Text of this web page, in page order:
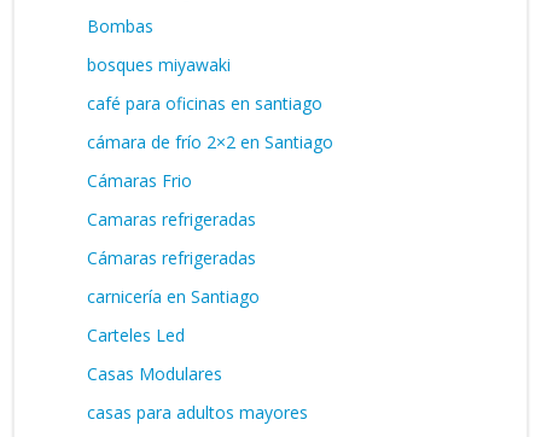
Bombas
bosques miyawaki
café para oficinas en santiago
cámara de frío 2×2 en Santiago
Cámaras Frio
Camaras refrigeradas
Cámaras refrigeradas
carnicería en Santiago
Carteles Led
Casas Modulares
casas para adultos mayores